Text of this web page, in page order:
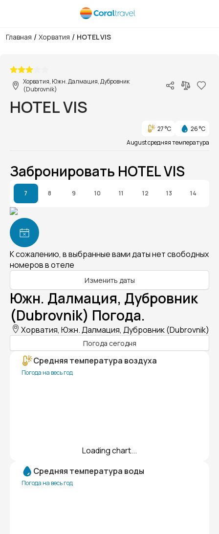
Главная / Хорватия / HOTEL VIS
Хорватия, Южн. Далмация, Дубровник
(Dubrovnik)
HOTEL VIS
27 °C
26 °C
August средняя температура
Забронировать HOTEL VIS
7 8 9 10 11 12 13 14
К сожалению, в выбранные вами даты нет свободных
номеров в отеле
Изменить даты
Южн. Далмация, Дубровник
(Dubrovnik) Погода.
Хорватия, Южн. Далмация, Дубровник (Dubrovnik)
Погода сегодня
Средняя температура воздуха
Погода на весь год
Loading chart...
Средняя температура воды
Погода на весь год